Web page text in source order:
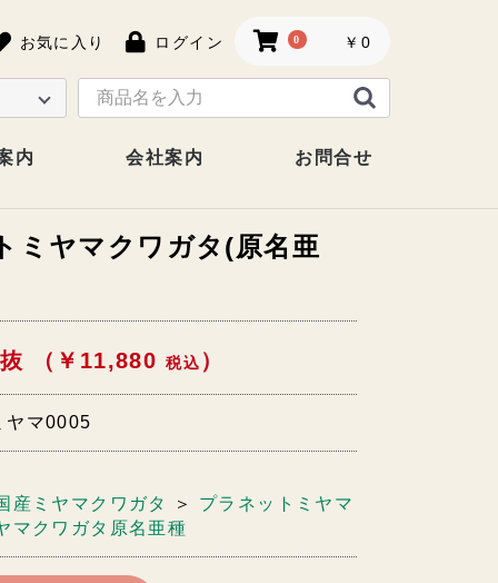
お気に入り ログイン 0 ￥0
内 会社案内 お問合せ
ミヤマクワガタ(原名亜
（￥11,880 税込 ）
ヤマ0005
産ミヤマクワガタ ＞
プラネットミヤマ
マクワガタ原名亜種